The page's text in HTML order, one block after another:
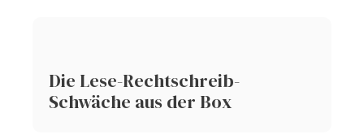
Die Lese-Rechtschreib-
Schwäche aus der Box